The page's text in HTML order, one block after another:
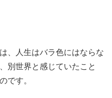
、人生はバラ色にはならな
別世界と感じていたこと
です。